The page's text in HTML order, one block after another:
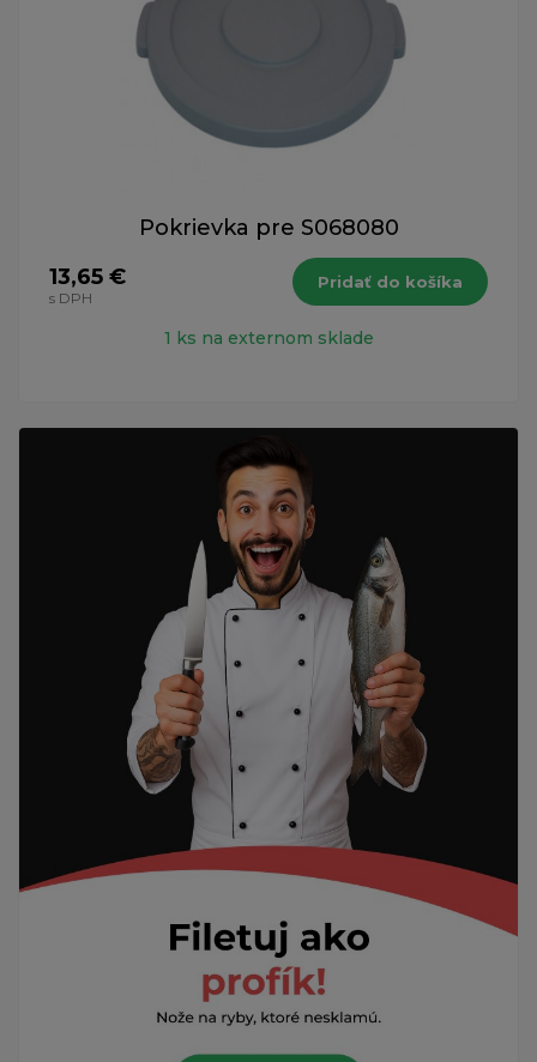
Pokrievka pre S068080
13,65 €
s DPH
Pridať do košíka
1 ks na externom sklade